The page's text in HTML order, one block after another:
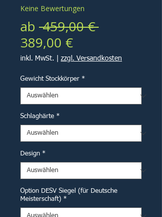
Keine Bewertungen
ab 459,00 €
389,00 €Sale-
Preis
inkl. MwSt. zzgl. Versandkosten
Gewicht Stockkörper *
Schlaghärte *
Design *
Option DESV Siegel (für Deutsche
Meisterschaft) *